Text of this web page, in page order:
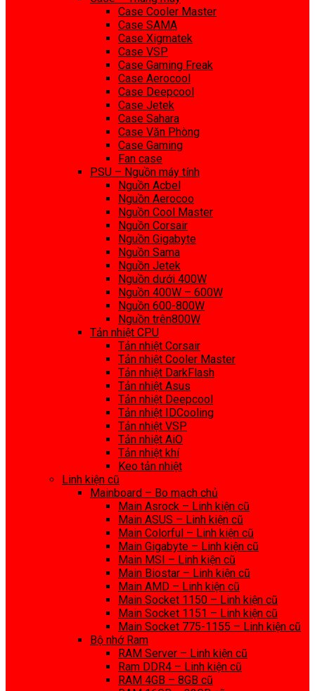
Case Cooler Master
Case SAMA
Case Xigmatek
Case VSP
Case Gaming Freak
Case Aerocool
Case Deepcool
Case Jetek
Case Sahara
Case Văn Phòng
Case Gaming
Fan case
PSU – Nguồn máy tính
Nguồn Acbel
Nguồn Aerocoo
Nguồn Cool Master
Nguồn Corsair
Nguồn Gigabyte
Nguồn Sama
Nguồn Jetek
Nguồn dưới 400W
Nguồn 400W – 600W
Nguồn 600-800W
Nguồn trên800W
Tản nhiệt CPU
Tản nhiệt Corsair
Tản nhiệt Cooler Master
Tản nhiệt DarkFlash
Tản nhiệt Asus
Tản nhiệt Deepcool
Tản nhiệt IDCooling
Tản nhiệt VSP
Tản nhiệt AiO
Tản nhiệt khí
Keo tản nhiệt
Linh kiện cũ
Mainboard – Bo mạch chủ
Main Asrock – Linh kiện cũ
Main ASUS – Linh kiện cũ
Main Colorful – Linh kiện cũ
Main Gigabyte – Linh kiện cũ
Main MSI – Linh kiện cũ
Main Biostar – Linh kiện cũ
Main AMD – Linh kiện cũ
Main Socket 1150 – Linh kiện cũ
Main Socket 1151 – Linh kiện cũ
Main Socket 775-1155 – Linh kiện cũ
Bộ nhớ Ram
RAM Server – Linh kiện cũ
Ram DDR4 – Linh kiện cũ
RAM 4GB – 8GB cũ